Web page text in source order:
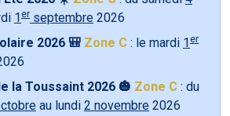
1 er septembre 2026
2026 🎒 Zone C : le mardi 1 er
la Toussaint 2026 🎃 Zone C : du
au lundi 2 novembre 2026